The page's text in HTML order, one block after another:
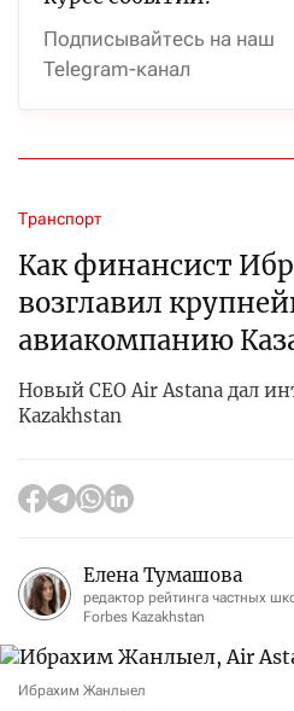
Подписывайтесь на наш
Telegram-канал
Транспорт
Как финансист
возглавил
авиакомпанию
Новый CEO Air Astana дал
Kazakhstan
Елена Тумашова
редактор рейтинга частных
Forbes Kazakhstan
Ибрахим Жанлыел